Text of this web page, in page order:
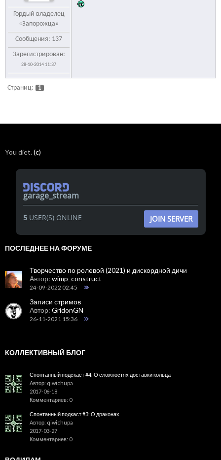
Гордый владелец
«Запорожца»
Сообщения: 137
Зарегистрирован:
28-10-2014 11:37
Страниц: 1
You diet.(c)
garage_stream
5USER(S) ONLINE JOIN SERVER
ПОСЛЕДНЕЕ НА ФОРУМЕ
Творчество по ролевой (2021) и дискордной дичи
Автор: wimp_construct
24-09-2022 02:45
Записи стримов
Автор: GridonGN
26-11-2021 15:36
КОЛЛЕКТИВНЫЙ БЛОГ
Спонтанный подскаст #4: О сложностях доставки кольца
Автор: qiwichupa
2017-06-18
Комментариев: 0
Спонтанный подкаст #3: О драконах
Автор: qiwichupa
2017-03-27
Комментариев: 0